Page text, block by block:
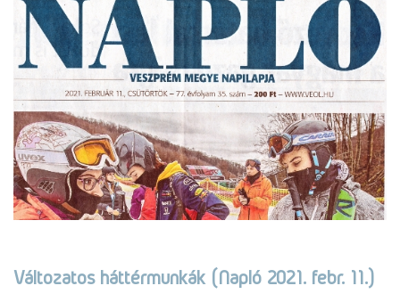
Változatos háttérmunkák (Napló 2021. febr. 11.)